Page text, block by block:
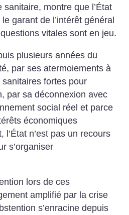
montre que l’État
garant de l’intérêt général
vitales sont en jeu.
plusieurs années du
par ses atermoiements à
fortes pour
par sa déconnexion avec
social réel et parce
économiques
l’État n’est pas un recours
s’organiser
lors de ces
amplifié par la crise
s’enracine depuis